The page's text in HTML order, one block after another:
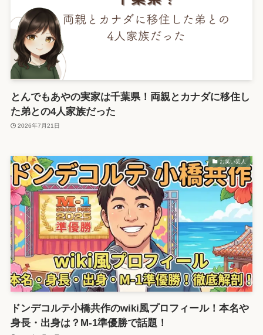
とんでもあやの実家は千葉県！両親とカナダに移住し
た弟との4人家族だった
2026年7月21日
お笑い芸人
ドンデコルテ小橋共作のwiki風プロフィール！本名や
身長・出身は？M-1準優勝で話題！